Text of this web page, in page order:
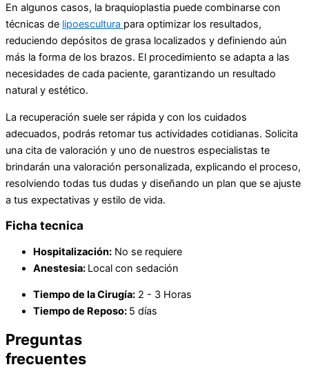
En algunos casos, la braquioplastia puede combinarse con
técnicas de lipoescultura para optimizar los resultados,
reduciendo depósitos de grasa localizados y definiendo aún
más la forma de los brazos. El procedimiento se adapta a las
necesidades de cada paciente, garantizando un resultado
natural y estético.
La recuperación suele ser rápida y con los cuidados
adecuados, podrás retomar tus actividades cotidianas. Solicita
una cita de valoración y uno de nuestros especialistas te
brindarán una valoración personalizada, explicando el proceso,
resolviendo todas tus dudas y diseñando un plan que se ajuste
a tus expectativas y estilo de vida.
Ficha tecnica
Hospitalización: No se requiere
Anestesia: Local con sedación
Tiempo de la Cirugía: 2 - 3 Horas
Tiempo de Reposo: 5 días
Preguntas
frecuentes